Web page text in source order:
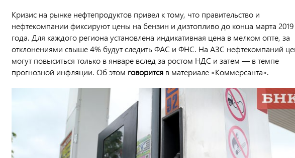
Кризис на рынке нефтепродуктов привел к тому, что правительство и
нефтекомпании фиксируют цены на бензин и дизтопливо до конца марта 2019
года. Для каждого региона установлена индикативная цена в мелком опте, за
отклонениями свыше 4% будут следить ФАС и ФНС. На АЗС нефтекомпаний
могут повыситься только в январе вслед за ростом НДС и затем — в темпе
прогнозной инфляции. Об этом говоритсяв материале «Коммерсанта».